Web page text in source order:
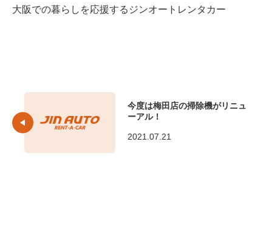
大阪での暮らしを応援するジンオートレンタカー
今度は梅田店の掃除機がリニュ
ーアル！
2021.07.21